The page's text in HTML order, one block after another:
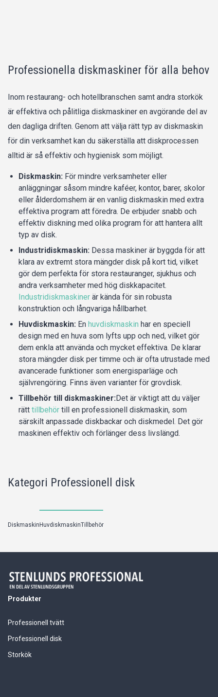
Professionella diskmaskiner för alla behov
Inom restaurang- och hotellbranschen samt andra storkök
är effektiva och pålitliga diskmaskiner en avgörande del av
den dagliga driften. Genom att välja rätt typ av diskmaskin
för din verksamhet kan du säkerställa att diskprocessen
alltid är så effektiv och hygienisk som möjligt.
Diskmaskin: För mindre verksamheter eller
anläggningar såsom mindre kaféer, kontor, barer, skolor
eller ålderdomshem är en vanlig diskmaskin med extra
effektiva program att föredra. De erbjuder snabb och
effektiv diskning med olika program för att hantera allt
typ av disk.
Industridiskmaskin: Dessa maskiner är byggda för att
klara av extremt stora mängder disk på kort tid, vilket
gör dem perfekta för stora restauranger, sjukhus och
andra verksamheter med hög diskkapacitet.
Industridiskmaskinerär kända för sin robusta
konstruktion och långvariga hållbarhet.
Huvdiskmaskin: Enhuvdiskmaskinhar en speciell
design med en huva som lyfts upp och ned, vilket gör
dem enkla att använda och mycket effektiva. De klarar
stora mängder disk per timme och är ofta utrustade med
avancerade funktioner som energisparläge och
självrengöring. Finns även varianter för grovdisk.
Tillbehör till diskmaskiner:Det är viktigt att du väljer
rätttillbehör till en professionell diskmaskin, som
särskilt anpassade diskbackar och diskmedel. Det gör
maskinen effektiv och förlänger dess livslängd.
Kategori Professionell disk
DiskmaskinHuvdiskmaskinTillbehör
Produkter
Professionell tvätt
Professionell disk
Storkök